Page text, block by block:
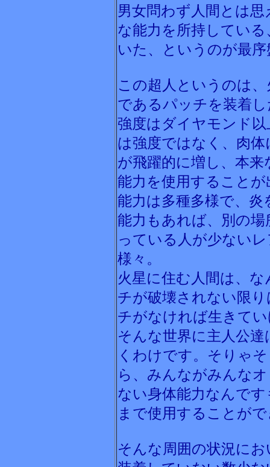
男女問わず人間とは
な能力を所持してい
いた、というのが最序
この超人というのは
であるパッチを装着
強度はダイヤモンド
は強度ではなく、肉
が飛躍的に増し、本
能力を使用すること
能力は多種多様で、
能力もあれば、別の
っている人が少ない
様々。
火星に住む人間は、
チが破壊されない限
チがなければ生きて
そんな世界に主人公
くわけです。そりゃ
ら、みんながみんな
ない身体能力なんで
まで使用することが
そんな周囲の状況に